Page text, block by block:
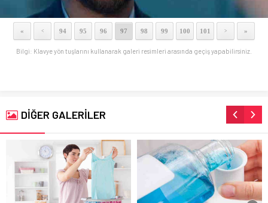
« < 94 95 96 97 98 99 100 101 > »
Bilgi: Klavye yön tuşlarını kullanarak galeri resimleri arasında geçiş yapabilirsiniz.
DİĞER GALERİLER